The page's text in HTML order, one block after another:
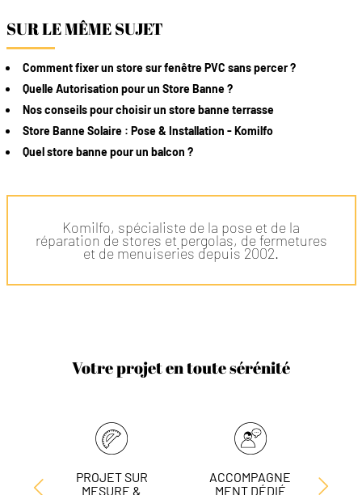
SUR LE MÊME SUJET
Comment fixer un store sur fenêtre PVC sans percer ?
Quelle Autorisation pour un Store Banne ?
Nos conseils pour choisir un store banne terrasse
Store Banne Solaire : Pose & Installation - Komilfo
Quel store banne pour un balcon ?
Komilfo, spécialiste de la pose et de la
réparation de stores et pergolas, de fermetures
et de menuiseries depuis 2002.
Votre projet en toute sérénité
PROJET SUR
MESURE &
ACCOMPAGNE
MENT DÉDIÉ